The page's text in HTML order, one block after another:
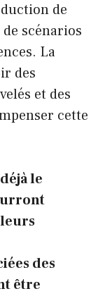
de
scénarios
La
des
et des
cette
le
des
être